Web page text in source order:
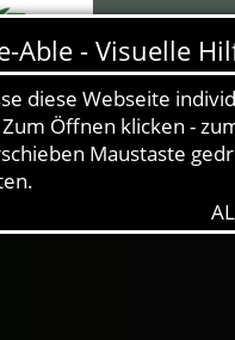
ANDPLAY
für
528016